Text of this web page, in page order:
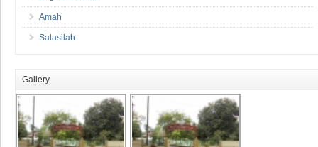
Amah
Salasilah
Gallery